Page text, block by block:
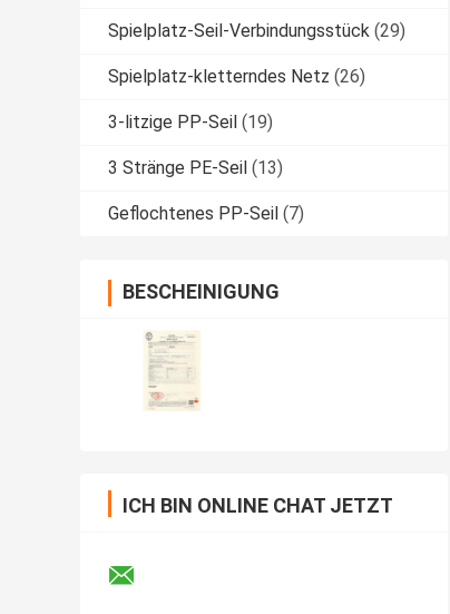
Spielplatz-Seil-Verbindungsstück (29)
Spielplatz-kletterndes Netz (26)
3-litzige PP-Seil (19)
3 Stränge PE-Seil (13)
Geflochtenes PP-Seil (7)
BESCHEINIGUNG
ICH BIN ONLINE CHAT JETZT